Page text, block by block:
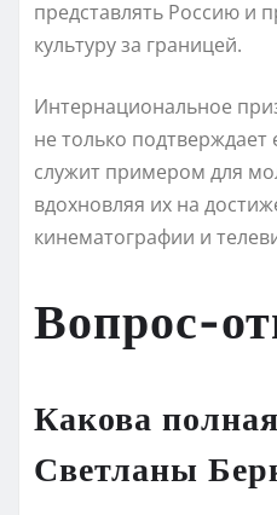
представлять Россию и
культуру за границей.
Интернациональное
не только подтверждает
служит примером для
вдохновляя их на
кинематографии и
Вопрос-
Какова
Светланы